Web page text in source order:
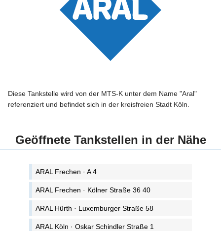
Diese Tankstelle wird von der MTS-K unter dem Name "Aral"
referenziert und befindet sich in der kreisfreien Stadt Köln.
Geöffnete Tankstellen in der Nähe
ARAL Frechen · A 4
ARAL Frechen · Kölner Straße 36 40
ARAL Hürth · Luxemburger Straße 58
ARAL Köln · Oskar Schindler Straße 1